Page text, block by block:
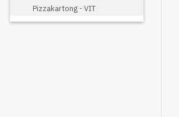
Pizzakartong - VIT